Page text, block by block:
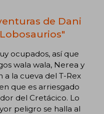
de Dani
ocupados, así que
wala wala, Nerea y
a la cueva del T-Rex
que es arriesgado
del Cretácico. Lo
peligro se halla al